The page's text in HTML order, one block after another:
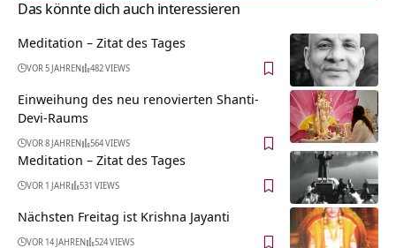
Das könnte dich auch interessieren
Meditation – Zitat des Tages
VOR 5 JAHREN 482 VIEWS
Einweihung des neu renovierten Shanti-
Devi-Raums
VOR 8 JAHREN 564 VIEWS
Meditation – Zitat des Tages
VOR 1 JAHR 531 VIEWS
Nächsten Freitag ist Krishna Jayanti
VOR 14 JAHREN 524 VIEWS